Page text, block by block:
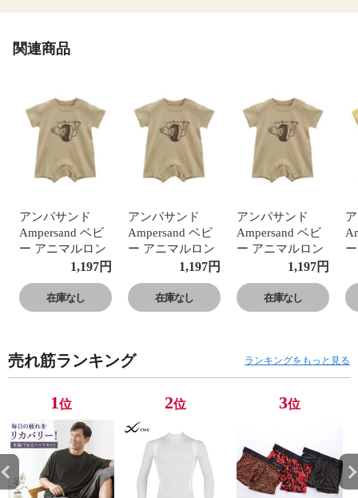
関連商品
アンパサンド
Ampersand ベビ
ー アニマルロン
パース 半袖1,197円
在庫なし
アンパサンド
Ampersand ベビ
ー アニマルロン
パース 半袖1,197円
在庫なし
アンパサンド
Ampersand ベビ
ー アニマルロン
パース 半袖1,197円
在庫なし
売れ筋ランキング ランキングをもっと見る
1位 2位 3位